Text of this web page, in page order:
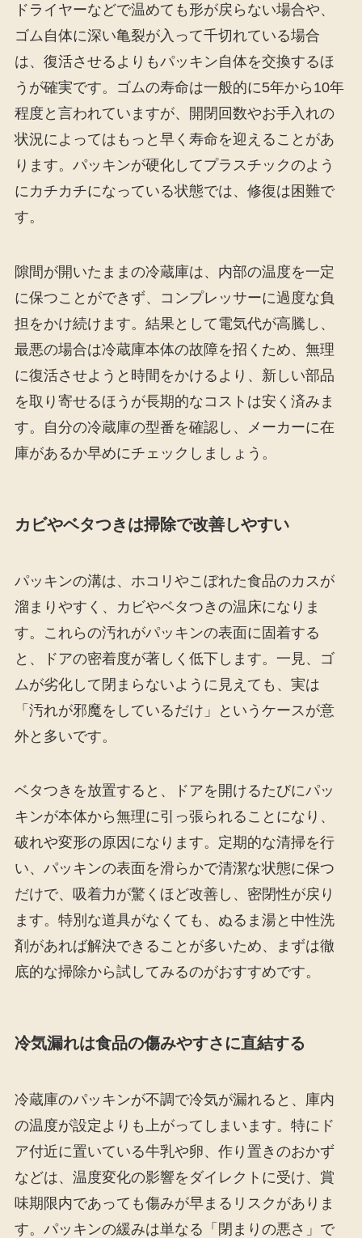
ドライヤーなどで温めても形が戻らない場合や、
ゴム自体に深い亀裂が入って千切れている場合
は、復活させるよりもパッキン自体を交換するほ
うが確実です。ゴムの寿命は一般的に5年から10年
程度と言われていますが、開閉回数やお手入れの
状況によってはもっと早く寿命を迎えることがあ
ります。パッキンが硬化してプラスチックのよう
にカチカチになっている状態では、修復は困難で
す。
隙間が開いたままの冷蔵庫は、内部の温度を一定
に保つことができず、コンプレッサーに過度な負
担をかけ続けます。結果として電気代が高騰し、
最悪の場合は冷蔵庫本体の故障を招くため、無理
に復活させようと時間をかけるより、新しい部品
を取り寄せるほうが長期的なコストは安く済みま
す。自分の冷蔵庫の型番を確認し、メーカーに在
庫があるか早めにチェックしましょう。
カビやベタつきは掃除で改善しやすい
パッキンの溝は、ホコリやこぼれた食品のカスが
溜まりやすく、カビやベタつきの温床になりま
す。これらの汚れがパッキンの表面に固着する
と、ドアの密着度が著しく低下します。一見、ゴ
ムが劣化して閉まらないように見えても、実は
「汚れが邪魔をしているだけ」というケースが意
外と多いです。
ベタつきを放置すると、ドアを開けるたびにパッ
キンが本体から無理に引っ張られることになり、
破れや変形の原因になります。定期的な清掃を行
い、パッキンの表面を滑らかで清潔な状態に保つ
だけで、吸着力が驚くほど改善し、密閉性が戻り
ます。特別な道具がなくても、ぬるま湯と中性洗
剤があれば解決できることが多いため、まずは徹
底的な掃除から試してみるのがおすすめです。
冷気漏れは食品の傷みやすさに直結する
冷蔵庫のパッキンが不調で冷気が漏れると、庫内
の温度が設定よりも上がってしまいます。特にド
ア付近に置いている牛乳や卵、作り置きのおかず
などは、温度変化の影響をダイレクトに受け、賞
味期限内であっても傷みが早まるリスクがありま
す。パッキンの緩みは単なる「閉まりの悪さ」で